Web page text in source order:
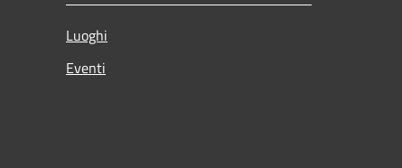
Luoghi
Eventi